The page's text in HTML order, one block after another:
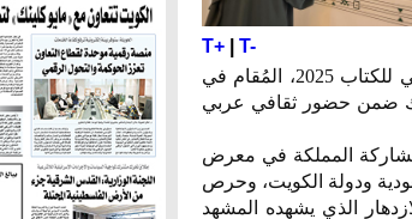
T+| T-
دشّنت هيئة الأدب والنشر والترجمة جناح المملكة المشارك في معرض الكويت الدولي للكتاب 2025، المُقام في
من 19 إلى 29 نوفمبر الجاري، وذلك ضمن حضور ثقافي عربي
مشاركة المملكة في معرض
ودولة الكويت، وحرص
الذي يشهده المشهد